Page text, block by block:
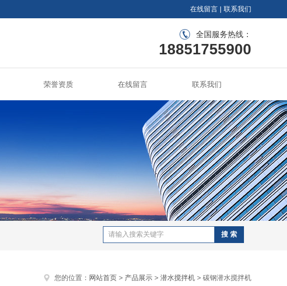
在线留言 | 联系我们
全国服务热线：
18851755900
荣誉资质 在线留言 联系我们
您的位置： 网站首页 > 产品展示 > 潜水搅拌机 > 碳钢潜水搅拌机